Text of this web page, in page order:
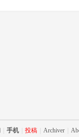
手机 投稿 Archiver